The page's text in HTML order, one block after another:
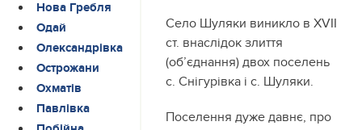
Нова Гребля
Одай
Олександрівка
Острожани
Охматів
Павлівка
Село Шуляки виникло в XVII
ст. внаслідок злиття
(об’єднання) двох поселень
с. Снігурівка і с. Шуляки.
Поселення дуже давнє, про